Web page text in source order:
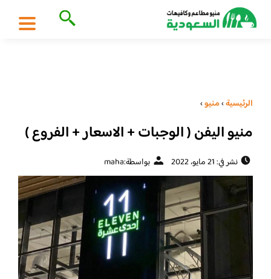
الرئيسية›منيو›
منيو اليفن ( الوجبات + الاسعار + الفروع )
نشر في: 21 مايو، 2022 بواسطة:maha